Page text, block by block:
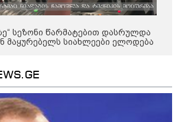
მიმართ. საღამო
და თბილი, გულახდილი
სეზონი წარმატებით დასრულდა
მაყურებელს სიახლეები ელოდება